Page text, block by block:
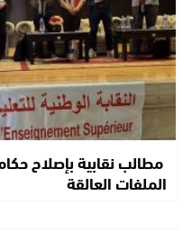
مطالب نقابية بإصلاح
الملفات العالقة